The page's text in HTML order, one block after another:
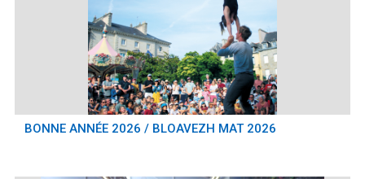
BONNE ANNÉE 2026 / BLOAVEZH MAT 2026